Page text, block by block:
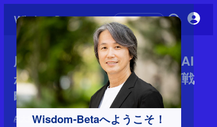
Wisdom-Betaへようこそ！
初めての方へ
広告の終焉とAEOの夜明け：AI
が選ぶ時代のマーケティング戦
略
AI大変革時代のインパクト